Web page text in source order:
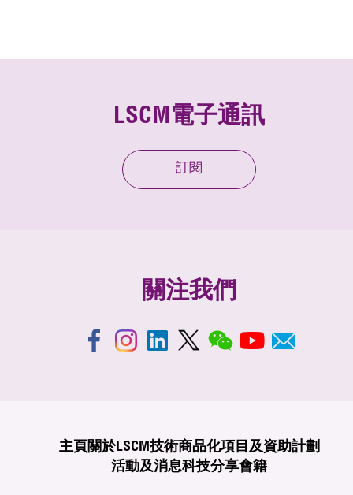
LSCM電子通訊
訂閱
關注我們
主頁 關於LSCM技術商品化項目及資助計劃
活動及消息科技分享會籍